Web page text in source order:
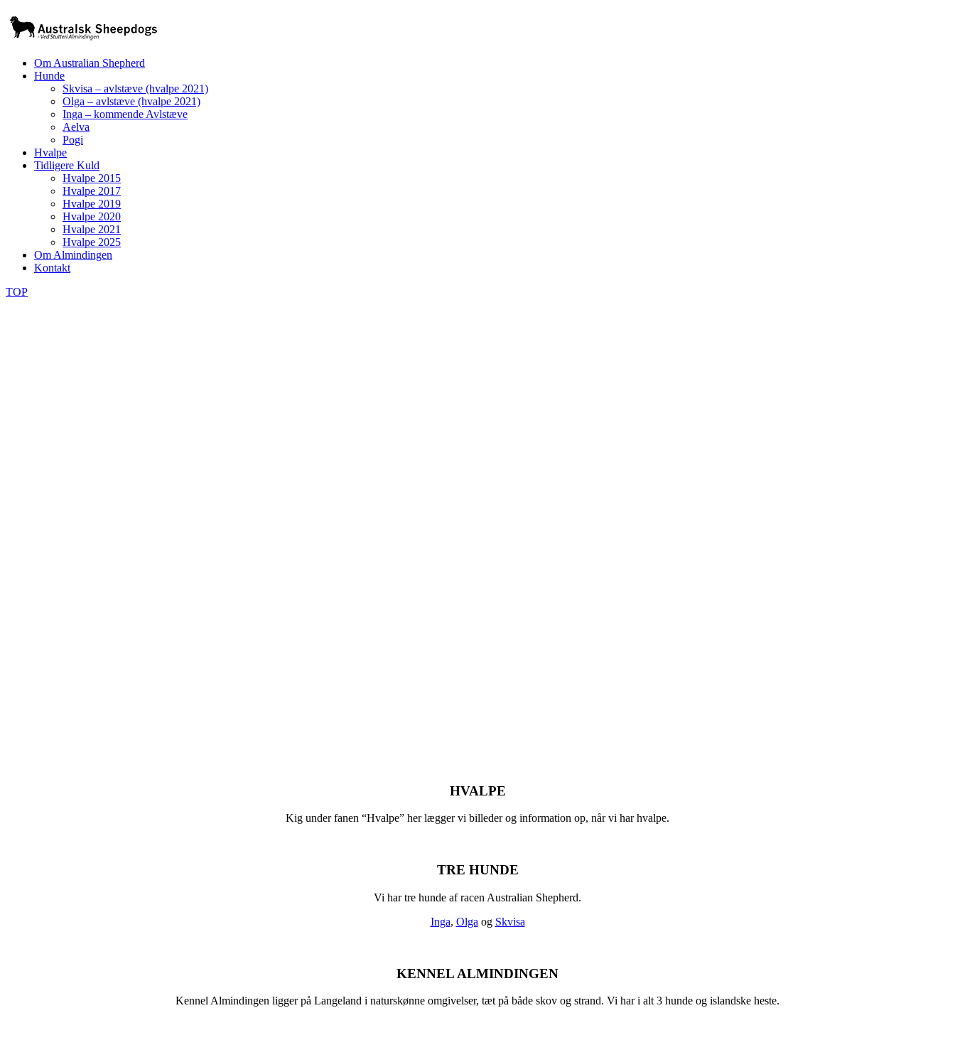
Om Australian Shepherd
Hunde
Skvisa – avlstæve (hvalpe 2021)
Olga – avlstæve (hvalpe 2021)
Inga – kommende Avlstæve
Aelva
Pogi
Hvalpe
Tidligere Kuld
Hvalpe 2015
Hvalpe 2017
Hvalpe 2019
Hvalpe 2020
Hvalpe 2021
Hvalpe 2025
Om Almindingen
Kontakt
TOP
HVALPE
Kig under fanen “Hvalpe” her lægger vi billeder og information op, når vi har hvalpe.
TRE HUNDE
Vi har tre hunde af racen Australian Shepherd.
Inga, Olga og Skvisa
KENNEL ALMINDINGEN
Kennel Almindingen ligger på Langeland i naturskønne omgivelser, tæt på både skov og strand. Vi har i alt 3 hunde og islandske heste.